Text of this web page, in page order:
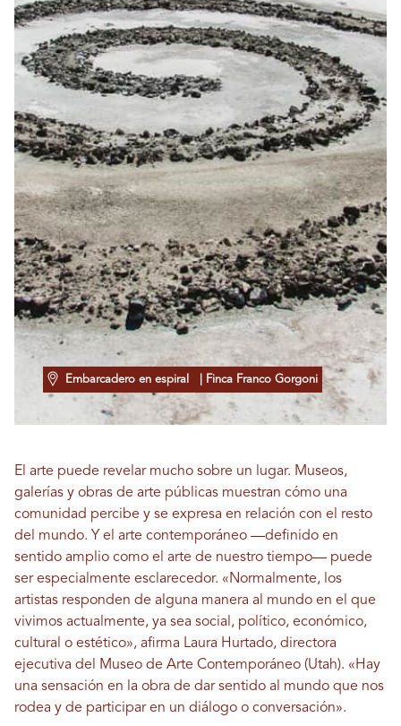
Embarcadero en espiral | Finca Franco Gorgoni
El arte puede revelar mucho sobre un lugar. Museos,
galerías y obras de arte públicas muestran cómo una
comunidad percibe y se expresa en relación con el resto
del mundo. Y el arte contemporáneo —definido en
sentido amplio como el arte de nuestro tiempo— puede
ser especialmente esclarecedor. «Normalmente, los
artistas responden de alguna manera al mundo en el que
vivimos actualmente, ya sea social, político, económico,
cultural o estético», afirma Laura Hurtado, directora
ejecutiva del Museo de Arte Contemporáneo (Utah). «Hay
una sensación en la obra de dar sentido al mundo que nos
rodea y de participar en un diálogo o conversación».